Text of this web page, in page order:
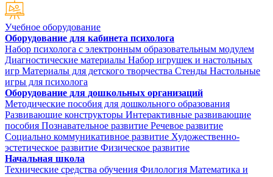
Учебное оборудование
Оборудование для кабинета психолога
Набор психолога с электронным образовательным модулем
Диагностические материалы Набор игрушек и настольных
игр Материалы для детского творчества Стенды Настольные
игры для психолога
Оборудование для дошкольных организаций
Методические пособия для дошкольного образования
Развивающие конструкторы Интерактивные развивающие
пособия Познавательное развитие Речевое развитие
Социально коммуникативное развитие Художественно-
эстетическое развитие Физическое развитие
Начальная школа
Технические средства обучения Филология Математика и